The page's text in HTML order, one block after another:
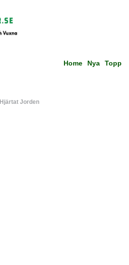
Home Nya Topp
Hjärtat Jorden